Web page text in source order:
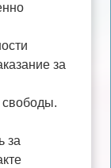
за
свободы.
за